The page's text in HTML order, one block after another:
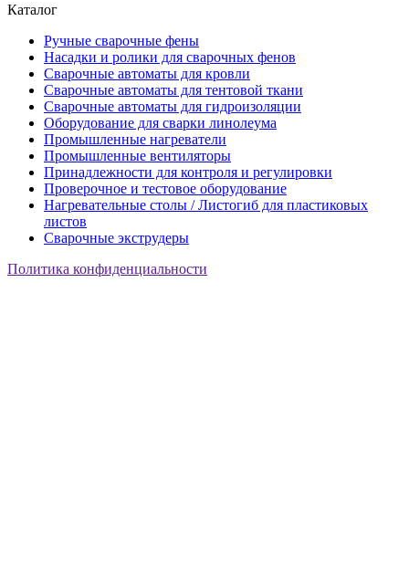
Каталог
Ручные сварочные фены
Насадки и ролики для сварочных фенов
Сварочные автоматы для кровли
Сварочные автоматы для тентовой ткани
Сварочные автоматы для гидроизоляции
Оборудование для сварки линолеума
Промышленные нагреватели
Промышленные вентиляторы
Принадлежности для контроля и регулировки
Проверочное и тестовое оборудование
Нагревательные столы / Листогиб для пластиковых
листов
Сварочные экструдеры
Политика конфиденциальности